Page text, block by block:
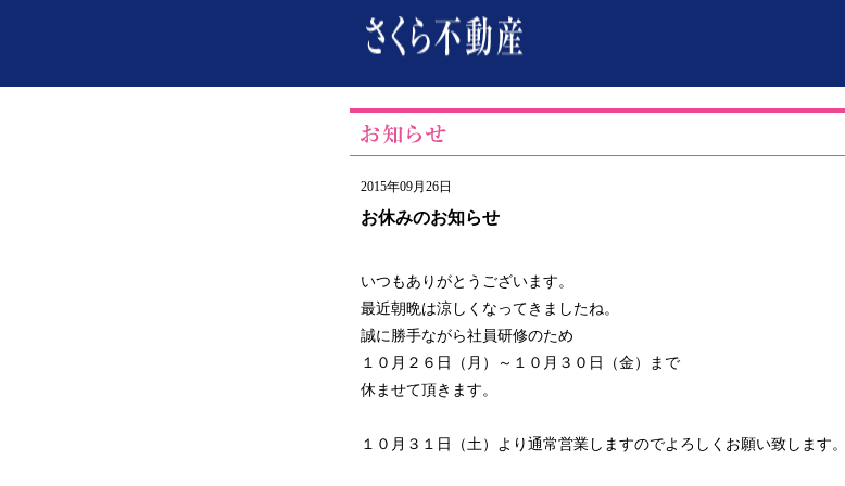
2015年09月26日
お休みのお知らせ
いつもありがとうございます。
最近朝晩は涼しくなってきましたね。
誠に勝手ながら社員研修のため
１０月２６日（月）～１０月３０日（金）まで
休ませて頂きます。
１０月３１日（土）より通常営業しますのでよろしくお願い致します。